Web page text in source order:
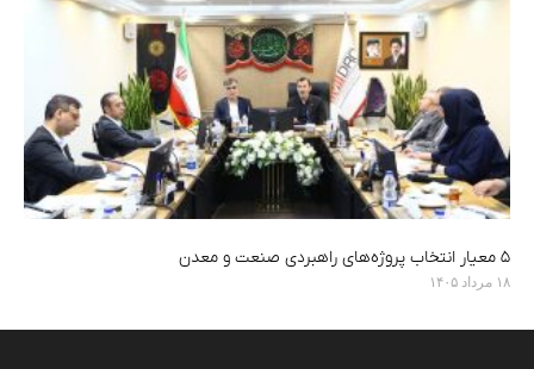
۵ معیار انتخاب پروژه‌های راهبردی صنعت و معدن
۱۸ مرداد ۱۴۰۵